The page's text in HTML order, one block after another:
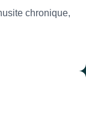
chronique,